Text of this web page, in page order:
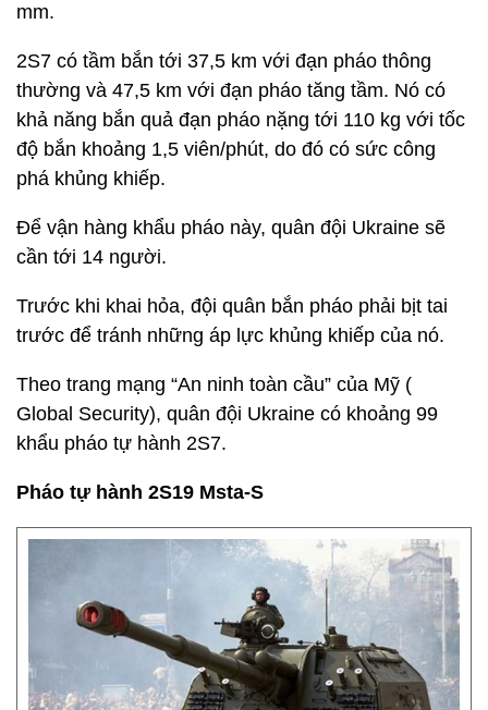
mm.
2S7 có tầm bắn tới 37,5 km với đạn pháo thông
thường và 47,5 km với đạn pháo tăng tầm. Nó có
khả năng bắn quả đạn pháo nặng tới 110 kg với tốc
độ bắn khoảng 1,5 viên/phút, do đó có sức công
phá khủng khiếp.
Để vận hàng khẩu pháo này, quân đội Ukraine sẽ
cần tới 14 người.
Trước khi khai hỏa, đội quân bắn pháo phải bịt tai
trước để tránh những áp lực khủng khiếp của nó.
Theo trang mạng “An ninh toàn cầu” của Mỹ (
Global Security), quân đội Ukraine có khoảng 99
khẩu pháo tự hành 2S7.
Pháo tự hành 2S19 Msta-S